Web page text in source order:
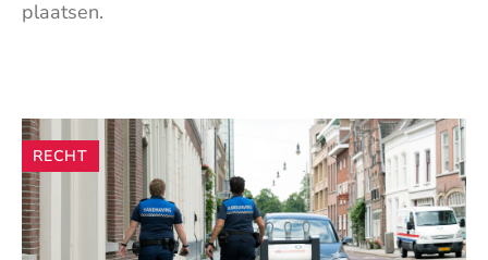
plaatsen.
Andere
artikelen
RECHT